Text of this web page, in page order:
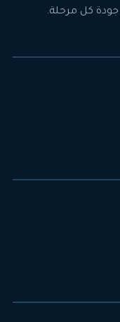
كل مرحلة.